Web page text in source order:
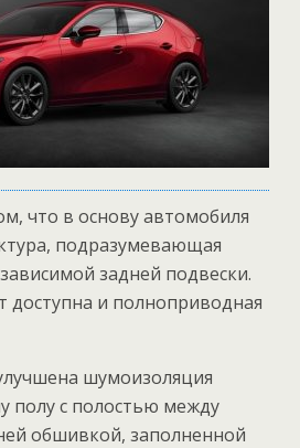
что в основу автомобиля
подразумевающая
задней подвески.
доступна и полноприводная
шумоизоляция
полу с полостью между
обшивкой, заполненной